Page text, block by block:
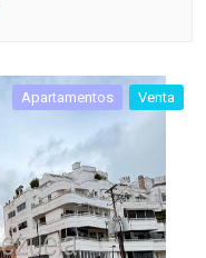
Apartamentos Venta